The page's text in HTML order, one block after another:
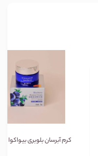
کرم آبرسان بلوبری بیواکوا Bioaqua